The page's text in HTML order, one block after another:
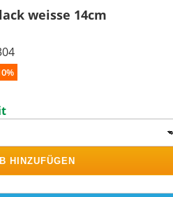
weisse 14cm
HINZUFÜGEN